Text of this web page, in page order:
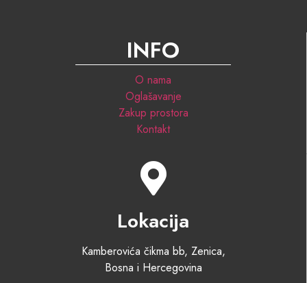
INFO
O nama
Oglašavanje
Zakup prostora
Kontakt
Lokacija
Kamberovića čikma bb, Zenica,
Bosna i Hercegovina